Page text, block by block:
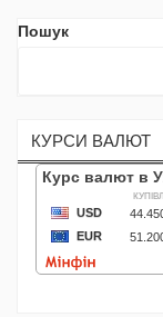
Пошук
КУРСИ ВАЛЮТ